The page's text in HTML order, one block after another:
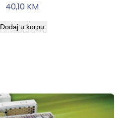
40,10 KM
Dodaj u korpu